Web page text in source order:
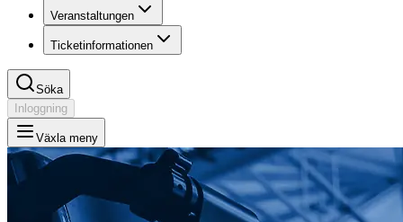
Veranstaltungen
Ticketinformationen
Söka
Inloggning
Växla meny